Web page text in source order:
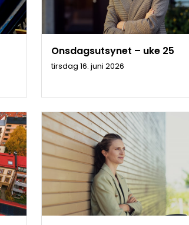
Onsdagsutsynet – uke 25
tirsdag 16. juni 2026